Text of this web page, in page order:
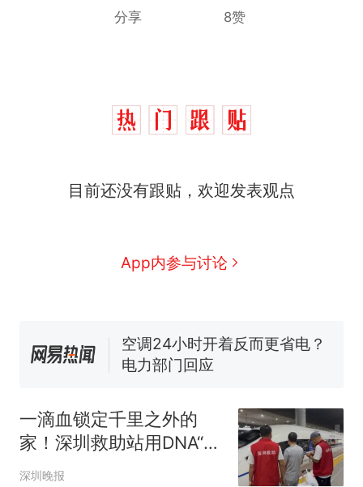
分享 8赞
目前还没有跟贴，欢迎发表观点
App内参与讨论
因老师一句“跟我回家”改写了
人生
新
搬家报价570元，搬到楼下
号，仅凭视频评出？中国烹饪
已叫停招聘，成立调查组全面
核查
笔试第一被第二名传话劝弃考
官方通报
热 那个在床头放菜刀的女孩，
因老师一句“跟我回家”改写了
一滴血锁定千里之外的
家！深圳救助站用DNA“黑
科技”帮失忆游子找到老家
深圳晚报